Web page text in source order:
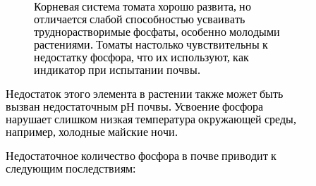
Корневая система томата хорошо развита, но
отличается слабой способностью усваивать
труднорастворимые фосфаты, особенно молодыми
растениями. Томаты настолько чувствительны к
недостатку фосфора, что их используют, как
индикатор при испытании почвы.
Недостаток этого элемента в растении также может быть
вызван недостаточным pH почвы. Усвоение фосфора
нарушает слишком низкая температура окружающей среды,
например, холодные майские ночи.
Недостаточное количество фосфора в почве приводит к
следующим последствиям: